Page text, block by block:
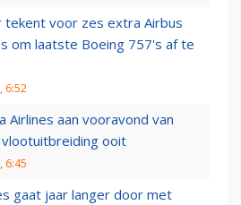
tekent voor zes extra Airbus
om laatste Boeing 757's af te
6:52
Airlines aan vooravond van
ooit
6:45
gaat jaar langer door met